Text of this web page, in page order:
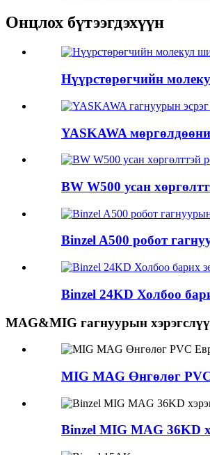
Онцлох бүтээгдэхүүн
Нүүрстөрөгчийн
YASKAWA
BW W500 усан
Binzel A500 робот
Binzel 24KD Холбоо
MAG&MIG гагнуурын
MIG MAG Өнгөлөг
Binzel MIG MAG 36KD